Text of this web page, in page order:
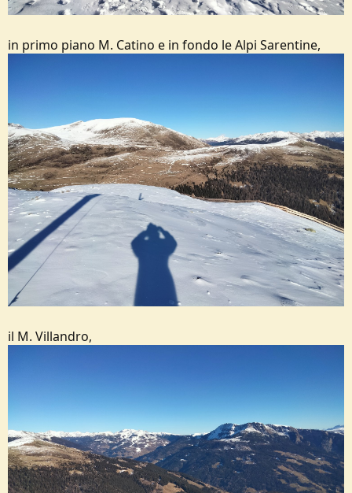
in primo piano M. Catino e in fondo le Alpi Sarentine,
il M. Villandro,